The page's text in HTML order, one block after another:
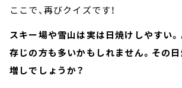
ここで、再びクイズです！
スキー場や雪山は実は日焼けしやすい
存じの方も多いかもしれません。その
増しでしょうか？